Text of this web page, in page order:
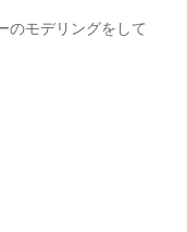
のモデリングをして